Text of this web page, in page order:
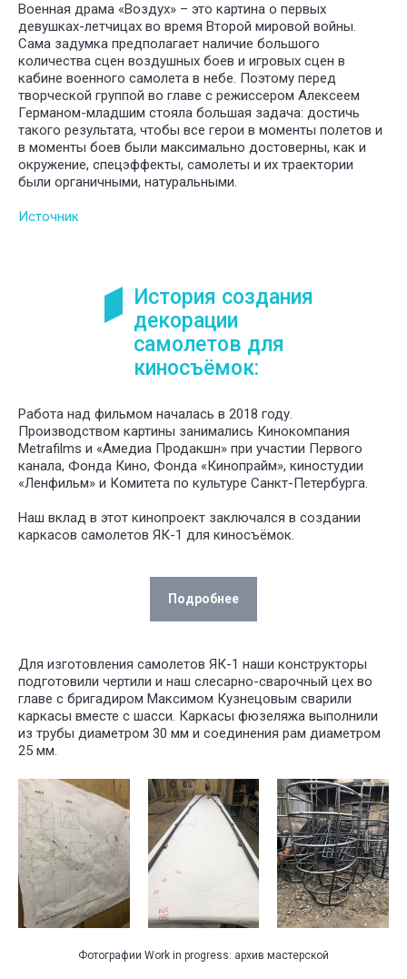
ДЛЯ
И
Военная драма «Воздух» – это картина о первых
девушках-летчицах во время Второй мировой войны.
Сама задумка предполагает наличие большого
количества сцен воздушных боев и игровых сцен в
кабине военного самолета в небе. Поэтому перед
творческой группой во главе с режиссером Алексеем
Германом-младшим стояла большая задача: достичь
такого результата, чтобы все герои в моменты полетов и
в моменты боев были максимально достоверны, как и
окружение, спецэффекты, самолеты и их траектории
были органичными, натуральными.
Источник
История создания
декорации
самолетов для
киносъёмок:
Работа над фильмом началась в 2018 году.
Производством картины занимались Кинокомпания
Metrafilms и «Амедиа Продакшн» при участии Первого
канала, Фонда Кино, Фонда «Кинопрайм», киностудии
«Ленфильм» и Комитета по культуре Санкт-Петербурга.
Наш вклад в этот кинопроект заключался в создании
каркасов самолетов ЯК-1 для киносъёмок.
Подробнее
Для изготовления самолетов ЯК-1 наши конструкторы
подготовили чертили и наш слесарно-сварочный цех во
главе с бригадиром Максимом Кузнецовым сварили
каркасы вместе с шасси. Каркасы фюзеляжа выполнили
из трубы диаметром 30 мм и соединения рам диаметром
25 мм.
Фотографии Work in progress: архив мастерской